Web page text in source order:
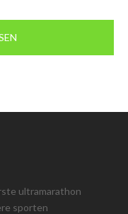
ultramarathon
sporten